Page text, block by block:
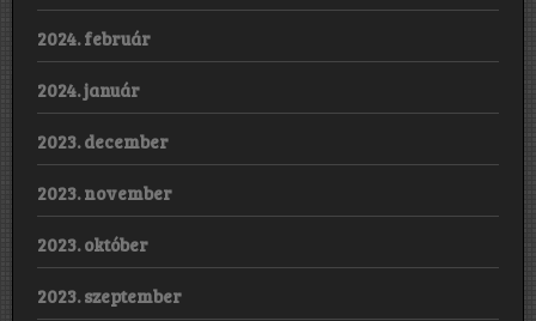
2024. február
2024. január
2023. december
2023. november
2023. október
2023. szeptember